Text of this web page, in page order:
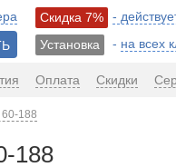
Скидка 7%
-
Установка
- на всех
Оплата Скидки
188
188